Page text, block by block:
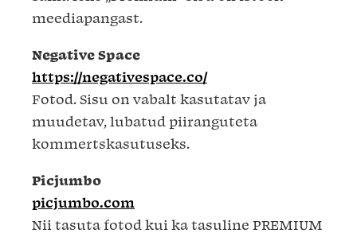
meediapangast.
Negative Space
https://negativespace.co/
Fotod. Sisu on vabalt kasutatav ja
muudetav, lubatud piiranguteta
kommertskasutuseks.
Picjumbo
picjumbo.com
Nii tasuta fotod kui ka tasuline PREMIUM